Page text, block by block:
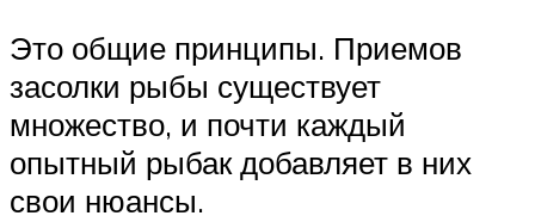
Это общие принципы. Приемов
засолки рыбы существует
множество, и почти каждый
опытный рыбак добавляет в них
свои нюансы.